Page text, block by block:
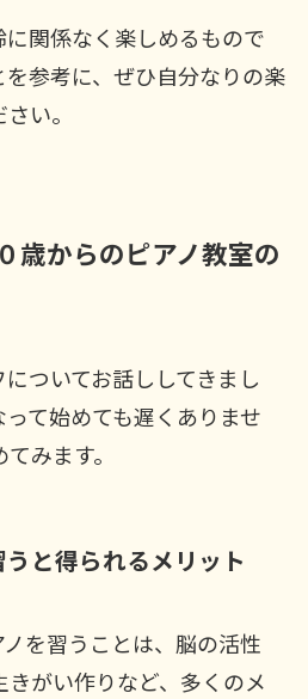
関係なく楽しめるもので
参考に、ぜひ自分なりの楽
い。
歳からのピアノ教室の
ついてお話ししてきまし
て始めても遅くありませ
みます。
と得られるメリット
を習うことは、脳の活性
がい作りなど、多くのメ